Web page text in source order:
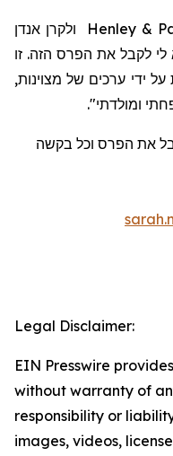
Henley &
ולקרן אנדן
לקבל את הפרס הזה. זו
ידי ערכים של מצוינות,
ומולדתי".
את הפרס וכל בקשה
Legal Disclaimer:
EIN Presswire
without warranty of
responsibility or
images, videos,